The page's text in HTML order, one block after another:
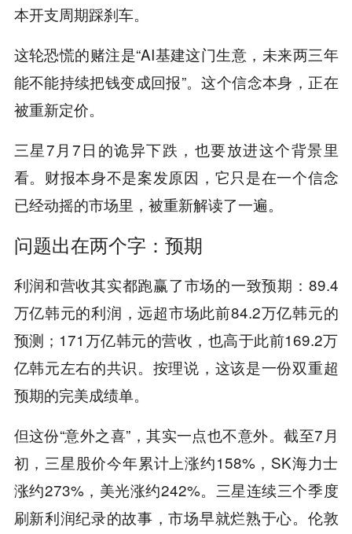
本开支周期踩刹车。
这轮恐慌的赌注是“AI基建这门生意，未来两三年
能不能持续把钱变成回报”。这个信念本身，正在
被重新定价。
三星7月7日的诡异下跌，也要放进这个背景里
看。财报本身不是案发原因，它只是在一个信念
已经动摇的市场里，被重新解读了一遍。
问题出在两个字：预期
利润和营收其实都跑赢了市场的一致预期：89.4
万亿韩元的利润，远超市场此前84.2万亿韩元的
预测；171万亿韩元的营收，也高于此前169.2万
亿韩元左右的共识。按理说，这该是一份双重超
预期的完美成绩单。
但这份“意外之喜”，其实一点也不意外。截至7月
初，三星股价今年累计上涨约158%，SK海力士
涨约273%，美光涨约242%。三星连续三个季度
刷新利润纪录的故事，市场早就烂熟于心。伦敦